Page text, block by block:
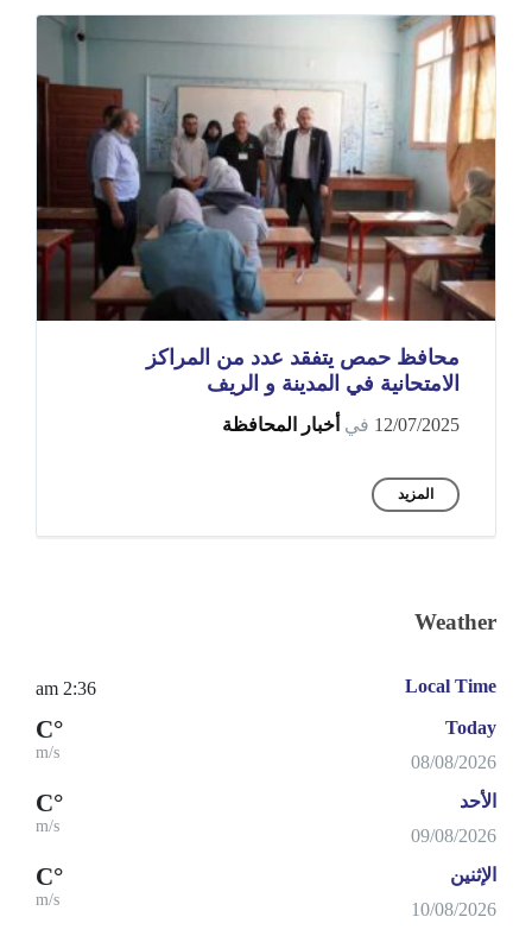
محافظ حمص يتفقد عدد من المراكز
الامتحانية في المدينة و الريف
12/07/2025 في أخبار المحافظة
المزيد
Weather
Local Time
2:36 am
Today
08/08/2026
°C
m/s
الأحد
09/08/2026
°C
m/s
الإثنين
10/08/2026
°C
m/s